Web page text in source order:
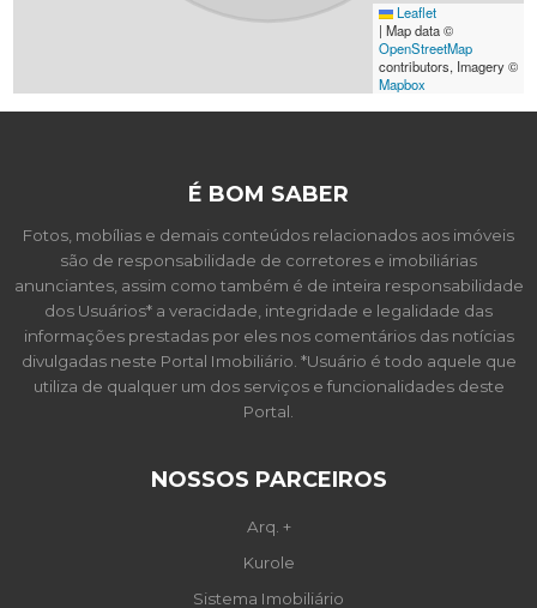
Leaflet
| Map data ©
OpenStreetMap
contributors, Imagery ©
Mapbox
É BOM SABER
Fotos, mobílias e demais conteúdos relacionados aos imóveis
são de responsabilidade de corretores e imobiliárias
anunciantes, assim como também é de inteira responsabilidade
dos Usuários* a veracidade, integridade e legalidade das
informações prestadas por eles nos comentários das notícias
divulgadas neste Portal Imobiliário. *Usuário é todo aquele que
utiliza de qualquer um dos serviços e funcionalidades deste
Portal.
NOSSOS PARCEIROS
Arq. +
Kurole
Sistema Imobiliário